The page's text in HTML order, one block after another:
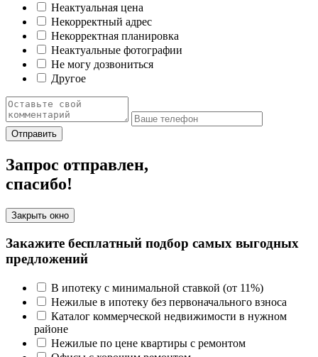
Неактуальная цена
Некорректный адрес
Некорректная планировка
Неактуальные фотографии
Не могу дозвониться
Другое
Отправить
Запрос отправлен,
спасибо!
Закрыть окно
Закажите бесплатный подбор самых выгодных
предложений
В ипотеку с минимальной ставкой (от 11%)
Нежилые в ипотеку без первоначального взноса
Каталог коммерческой недвижимости в нужном
районе
Нежилые по цене квартиры с ремонтом